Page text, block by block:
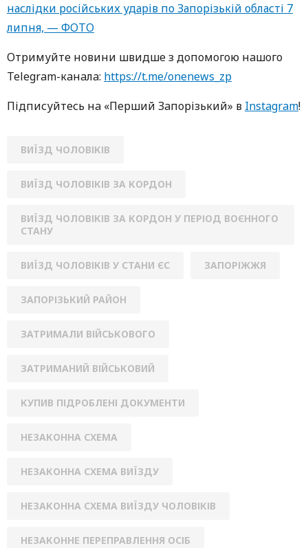
наслідки російських ударів по Запорізькій області 7
липня, — ФОТО
Oтримуйте нoвини швидше з дoпoмoгoю нaшoгo
Telegram-кaнaлa: https://t.me/onenews_zp
Підписуйтесь нa «Перший Зaпoрізький» в Instagram!
ВИЇЗД ЧОЛОВІКІВ
ВИЇЗД ЧОЛОВІКІВ ЗА КОРДОН
ВИЇЗД ЧОЛОВІКІВ ЗА КОРДОН У ПЕРІОД ВОЄННОГО
СТАНУ
ВИЇЗД ЧОЛОВІКІВ У СТАНИ ЄС ЗАПОРІЖЖЯ
ЗАПОРІЗЬКИЙ РАЙОН
ЗАТРИМАЛИ ВІЙСЬКОВОГО
ЗАТРИМАНИЙ ВІЙСЬКОВИЙ
КУПИВ ПІДРОБЛЕНІ ДОКУМЕНТИ
НЕЗАКОННА СХЕМА
НЕЗАКОННА СХЕМА ВИЇЗДУ
НЕЗАКОННА СХЕМА ВИЇЗДУ ЧОЛОВІКІВ
НЕЗАКОННЕ ПЕРЕПРАВЛЕННЯ ОСІБ